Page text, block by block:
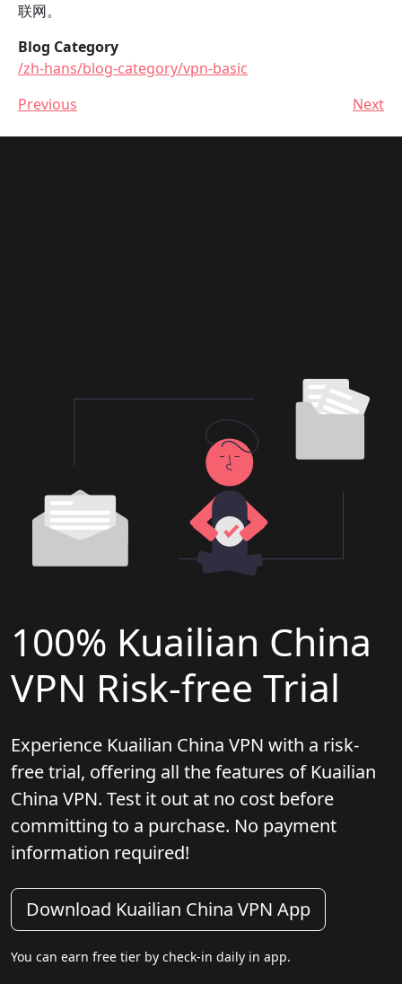
联网。
Blog Category
/zh-hans/blog-category/vpn-basic
Previous
Next
100% Kuailian China
VPN Risk-free Trial
Experience Kuailian China VPN with a risk-
free trial, offering all the features of Kuailian
China VPN. Test it out at no cost before
committing to a purchase. No payment
information required!
Download Kuailian China VPN App
You can earn free tier by check-in daily in app.